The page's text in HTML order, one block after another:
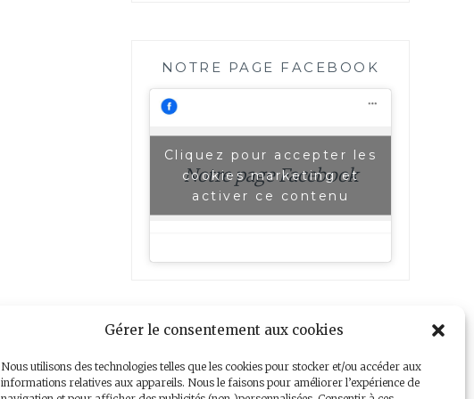
Gérer le consentement aux cookies
Nous utilisons des technologies telles que les cookies pour stocker et/ou accéder aux
informations relatives aux appareils. Nous le faisons pour améliorer l’expérience de
NOTRE PAGE FACEBOOK
Notre page Facebook
Cliquez pour accepter les
cookies marketing et
activer ce contenu